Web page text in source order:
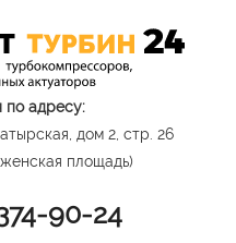
по адресу:
дом 2, стр. 26
площадь)
90-24